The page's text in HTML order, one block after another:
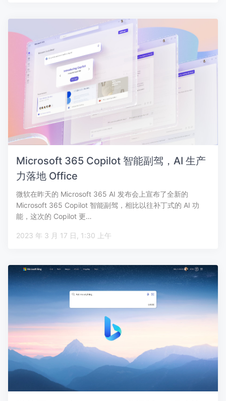
Microsoft 365 Copilot 智能副驾，AI 生产
力落地 Office
微软在昨天的 Microsoft 365 AI 发布会上宣布了全新的
Microsoft 365 Copilot 智能副驾，相比以往补丁式的 AI 功
能，这次的 Copilot 更…
2023 年 3 月 17 日, 1:30 上午